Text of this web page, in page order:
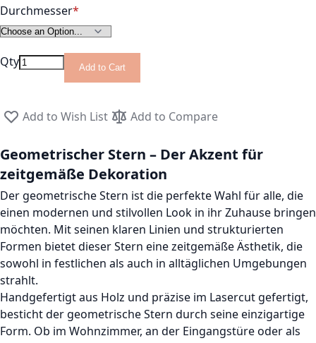
Durchmesser
Qty Add to Cart
Add to Wish List Add to Compare
Geometrischer Stern – Der Akzent für
zeitgemäße Dekoration
Der geometrische Stern ist die perfekte Wahl für alle, die
einen modernen und stilvollen Look in ihr Zuhause bringen
möchten. Mit seinen klaren Linien und strukturierten
Formen bietet dieser Stern eine zeitgemäße Ästhetik, die
sowohl in festlichen als auch in alltäglichen Umgebungen
strahlt.
Handgefertigt aus Holz und präzise im Lasercut gefertigt,
besticht der geometrische Stern durch seine einzigartige
Form. Ob im Wohnzimmer, an der Eingangstüre oder als